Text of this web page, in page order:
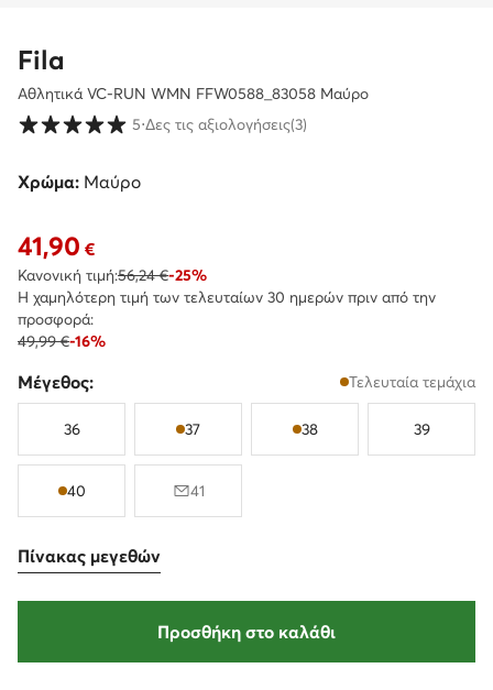
Fila
Αθλητικά VC-RUN WMN FFW0588_83058 Μαύρο
Βαθμολογία πελατών σε κλίμακα 1 έως 5
5⋅Δες τις αξιολογήσεις(3)
Χρώμα: Μαύρο
Τρέχουσα τιμή 41,90 €
41,90 €
Κανονική τιμή:56,24 €-25%
Η χαμηλότερη τιμή των τελευταίων 30 ημερών πριν από την
προσφορά:
49,99 €-16%
Μέγεθος: Τελευταία τεμάχια
36 37 38 39
40 41
Πίνακας μεγεθών
Προσθήκη στο καλάθι